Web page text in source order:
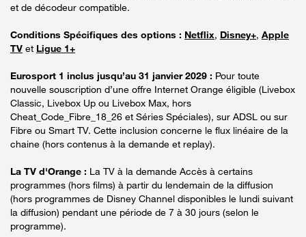
et de décodeur compatible.
Conditions Spécifiques des options : Netflix, Disney+, Apple
TV et Ligue 1+
Eurosport 1 inclus jusqu’au 31 janvier 2029 : Pour toute
nouvelle souscription d’une offre Internet Orange éligible (Livebox
Classic, Livebox Up ou Livebox Max, hors
Cheat_Code_Fibre_18_26 et Séries Spéciales), sur ADSL ou sur
Fibre ou Smart TV. Cette inclusion concerne le flux linéaire de la
chaine (hors contenus à la demande et replay).
La TV d'Orange : La TV à la demande Accès à certains
programmes (hors films) à partir du lendemain de la diffusion
(hors programmes de Disney Channel disponibles le lundi suivant
la diffusion) pendant une période de 7 à 30 jours (selon le
programme).